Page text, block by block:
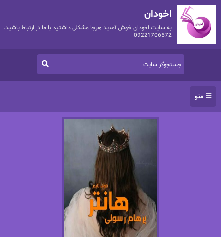
اخودان
به سایت اخودان خوش آمدید هرجا مشکلی داشتید با ما در ارتباط باشید.
09221706572
منو